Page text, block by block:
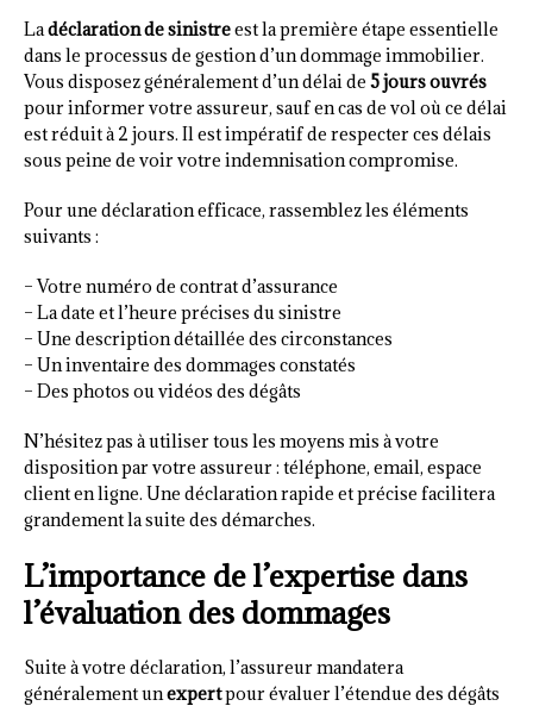
Ladéclaration de sinistreest la première étape essentielle
dans le processus de gestion d’un dommage immobilier.
Vous disposez généralement d’un délai de 5 jours ouvrés
pour informer votre assureur, sauf en cas de vol où ce délai
est réduit à 2 jours. Il est impératif de respecter ces délais
sous peine de voir votre indemnisation compromise.
Pour une déclaration efficace, rassemblez les éléments
suivants :
– Votre numéro de contrat d’assurance
– La date et l’heure précises du sinistre
– Une description détaillée des circonstances
– Un inventaire des dommages constatés
– Des photos ou vidéos des dégâts
N’hésitez pas à utiliser tous les moyens mis à votre
disposition par votre assureur : téléphone, email, espace
client en ligne. Une déclaration rapide et précise facilitera
grandement la suite des démarches.
L’importance de l’expertise dans
l’évaluation des dommages
Suite à votre déclaration, l’assureur mandatera
généralement unexpertpour évaluer l’étendue des dégâts